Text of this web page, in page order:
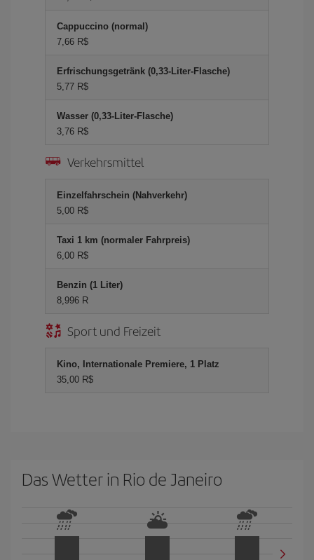
Cappuccino (normal)
7,66 R$
Erfrischungsgetränk (0,33-Liter-Flasche)
5,77 R$
Wasser (0,33-Liter-Flasche)
3,76 R$
Verkehrsmittel
Einzelfahrschein (Nahverkehr)
5,00 R$
Taxi 1 km (normaler Fahrpreis)
6,00 R$
Benzin (1 Liter)
8,996 R
Sport und Freizeit
Kino, Internationale Premiere, 1 Platz
35,00 R$
Das Wetter in Rio de Janeiro